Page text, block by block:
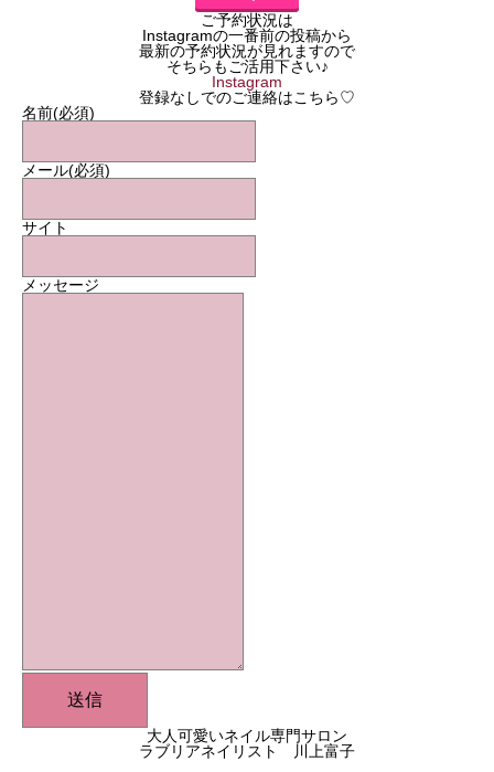
ご予約状況は
Instagramの一番前の投稿から
最新の予約状況が見れますので
そちらもご活用下さい♪
Instagram
登録なしでのご連絡はこちら♡
名前(必須)
メール(必須)
サイト
メッセージ
送信
大人可愛いネイル専門サロン
ラブリアネイリスト 川上富子